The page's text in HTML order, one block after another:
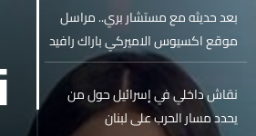
بعد حديثه مع مستشار بري.. مراسل
موقع اكسيوس الاميركي باراك رافيد
يكشف لـLBCI معلومات جديدة عن
مفاوضات لبنان وإسرائيل
نقاش داخلي في إسرائيل حول من
يحدد مسار الحرب على لبنان